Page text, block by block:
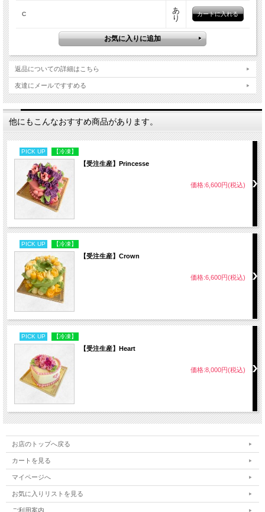
トローフのため、おやつではなく、ごはんとしてお召し
上がりいただけます。
保存料・着色料・乳化剤などの添加物を使用せず、一つ
ひとつ丁寧にお作りしております。
ケーキを美味しく、美しい状態でお楽しみいただくた
め、ご注文前にページ下部のご案内をご確認ください。
原材料
国産鶏肉、さつまいも、ビーツ、有機人参、レンズ豆、
有機豆乳、コッコパラダイス鶏卵、有機パン粉、プチヴ
ェールパウダー、菜種油、パセリ、金箔
B
国産鶏肉、さつまいも、紫芋、かぼちゃ、有機人参、レ
ンズ豆、有機豆乳、コッコパラダイス鶏卵、有機パン
粉、プチヴェールパウダー、菜種油、パセリ、金箔
国産鶏肉、さつまいも、かぼちゃ、有機人参、レンズ
豆、有機豆乳、コッコパラダイス鶏卵、有機パン粉、プ
チヴェールパウダー、菜種油、パセリ、金箔
※お肉を変更される場合は国産鶏肉に代わり以下よりご
選択されたお肉を使用いたします
国産豚肉／国産牛肉／仔羊肉（オーストラリア産）
内容量
サイズ
直径 約12cm
高さ 約8cm
※手作りのため、サイズや形に少しずつ違いがございます
C
あ
り
返品についての詳細はこちら
友達にメールですすめる
他にもこんなおすすめ商品があります。
PICK UP 【冷凍】
【受注生産】Princesse
価格:6,600円(税込)
PICK UP 【冷凍】
【受注生産】Crown
価格:6,600円(税込)
PICK UP 【冷凍】
【受注生産】Heart
価格:8,000円(税込)
お店のトップへ戻る
カートを見る
マイページへ
お気に入りリストを見る
ご利用案内